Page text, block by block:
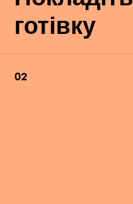
готівку
02